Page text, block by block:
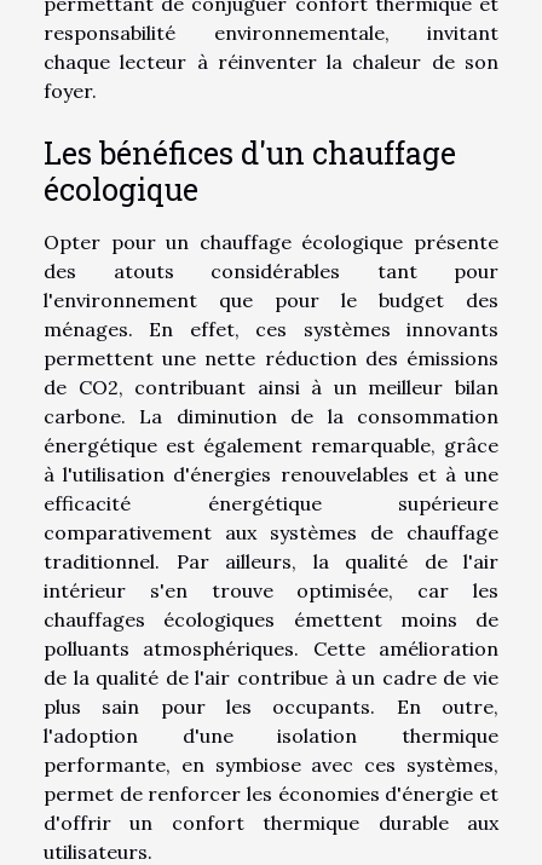
responsabilité environnementale, invitant
chaque lecteur à réinventer la chaleur de son
foyer.
Les bénéfices d'un chauffage
écologique
Opter pour un chauffage écologique présente
des atouts considérables tant pour
l'environnement que pour le budget des
ménages. En effet, ces systèmes innovants
permettent une nette réduction des émissions
de CO2, contribuant ainsi à un meilleur bilan
carbone. La diminution de la consommation
énergétique est également remarquable, grâce
à l'utilisation d'énergies renouvelables et à une
efficacité énergétique supérieure
comparativement aux systèmes de chauffage
traditionnel. Par ailleurs, la qualité de l'air
intérieur s'en trouve optimisée, car les
chauffages écologiques émettent moins de
polluants atmosphériques. Cette amélioration
de la qualité de l'air contribue à un cadre de vie
plus sain pour les occupants. En outre,
l'adoption d'une isolation thermique
performante, en symbiose avec ces systèmes,
permet de renforcer les économies d'énergie et
d'offrir un confort thermique durable aux
utilisateurs.